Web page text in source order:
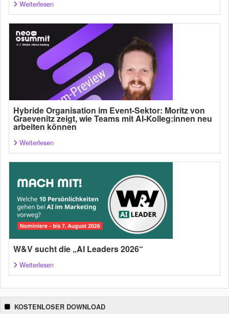
Weiterlesen
Hybride Organisation im Event-Sektor: Moritz von
Graevenitz zeigt, wie Teams mit AI-Kolleg:innen neu
arbeiten können
Weiterlesen
W&V sucht die „AI Leaders 2026“
Weiterlesen
KOSTENLOSER DOWNLOAD